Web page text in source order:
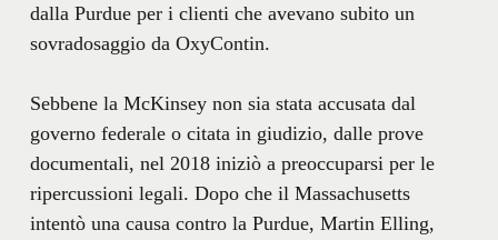
dalla Purdue per i clienti che avevano subito un
sovradosaggio da OxyContin.
Sebbene la McKinsey non sia stata accusata dal
governo federale o citata in giudizio, dalle prove
documentali, nel 2018 iniziò a preoccuparsi per le
ripercussioni legali. Dopo che il Massachusetts
intentò una causa contro la Purdue, Martin Elling,